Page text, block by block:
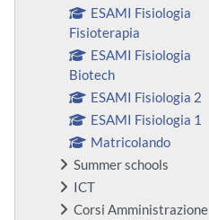
ESAMI Fisiologia
Fisioterapia
ESAMI Fisiologia
Biotech
ESAMI Fisiologia 2
ESAMI Fisiologia 1
Matricolando
Summer schools
ICT
Corsi Amministrazione